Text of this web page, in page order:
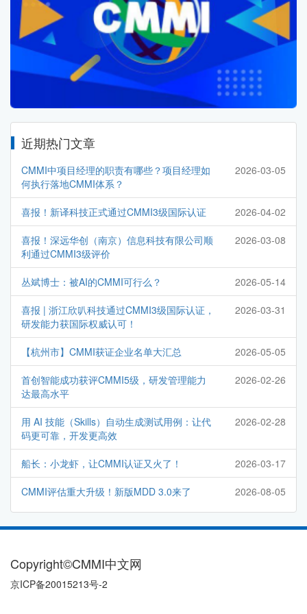
近期热门文章
CMMI中项目经理的职责有哪些？项目经理如
何执行落地CMMI体系？
2026-03-05
喜报！新译科技正式通过CMMI3级国际认证 2026-04-02
喜报！深远华创（南京）信息科技有限公司顺
利通过CMMI3级评价
2026-03-08
丛斌博士：被AI的CMMI可行么？ 2026-05-14
喜报 | 浙江欣叭科技通过CMMI3级国际认证，
研发能力获国际权威认可！
2026-03-31
【杭州市】CMMI获证企业名单大汇总 2026-05-05
首创智能成功获评CMMI5级，研发管理能力
达最高水平
2026-02-26
用 AI 技能（Skills）自动生成测试用例：让代
码更可靠，开发更高效
2026-02-28
船长：小龙虾，让CMMI认证又火了！ 2026-03-17
CMMI评估重大升级！新版MDD 3.0来了 2026-08-05
Copyright©CMMI中文网
京ICP备20015213号-2